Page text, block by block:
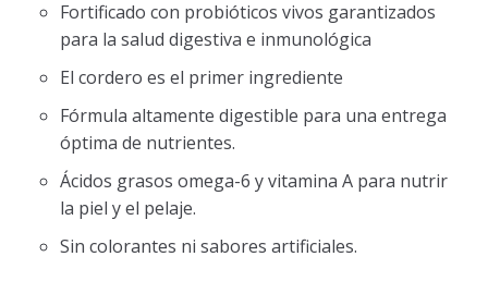
Fortificado con probióticos vivos garantizados
para la salud digestiva e inmunológica
El cordero es el primer ingrediente
Fórmula altamente digestible para una entrega
óptima de nutrientes.
Ácidos grasos omega-6 y vitamina A para nutrir
la piel y el pelaje.
Sin colorantes ni sabores artificiales.